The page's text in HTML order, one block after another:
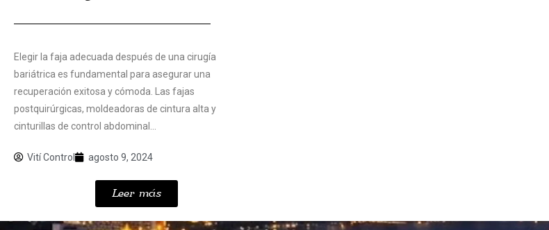
Elegir la faja adecuada después de una cirugía
bariátrica es fundamental para asegurar una
recuperación exitosa y cómoda. Las fajas
postquirúrgicas, moldeadoras de cintura alta y
cinturillas de control abdominal...
Vití Control agosto 9, 2024
Leer más